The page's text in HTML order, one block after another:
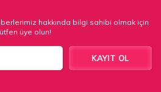
hakkında bilgi sahibi olmak için
üye olun!
KAYIT OL